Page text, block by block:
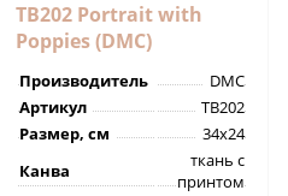
TB202 Portrait with
Poppies (DMC)
Производитель
DMC
Артикул
TB202
Размер, см
34х24
Канва
ткань с
принтом